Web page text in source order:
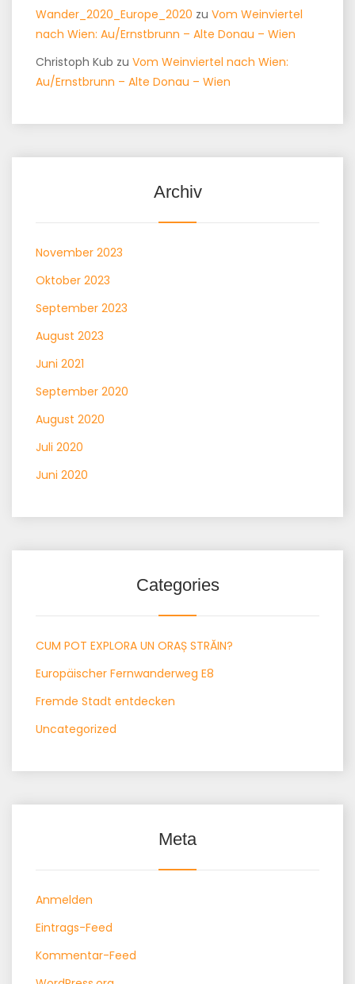
Wander_2020_Europe_2020 zu Vom Weinviertel
nach Wien: Au/Ernstbrunn – Alte Donau – Wien
Christoph Kub zu Vom Weinviertel nach Wien:
Au/Ernstbrunn – Alte Donau – Wien
Archiv
November 2023
Oktober 2023
September 2023
August 2023
Juni 2021
September 2020
August 2020
Juli 2020
Juni 2020
Categories
CUM POT EXPLORA UN ORAȘ STRĂIN?
Europäischer Fernwanderweg E8
Fremde Stadt entdecken
Uncategorized
Meta
Anmelden
Eintrags-Feed
Kommentar-Feed